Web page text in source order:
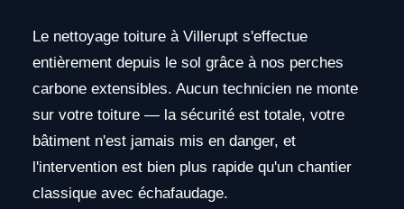
Le nettoyage toiture à Villerupt s'effectue
entièrement depuis le sol grâce à nos perches
carbone extensibles. Aucun technicien ne monte
sur votre toiture — la sécurité est totale, votre
bâtiment n'est jamais mis en danger, et
l'intervention est bien plus rapide qu'un chantier
classique avec échafaudage.